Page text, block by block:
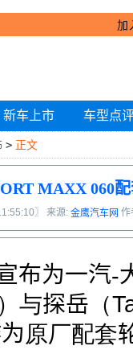
加
新车上市 车型点
> 正文
MAXX 060
〗 来源: 金鹰汽车网 作
布为一汽-
与探岳 （
原厂配套